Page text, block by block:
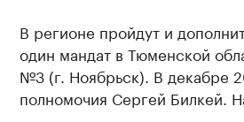
В регионе пройдут и
один мандат в Тюменской
№3 (г. Ноябрьск). В декабре
полномочия Сергей Билкей.